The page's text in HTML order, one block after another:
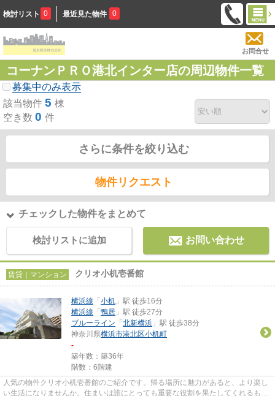
検討リスト 0 最近見た物件 0
お問合せ
コーナンＰＲＯ港北インター店の周辺物件一覧
募集中のみ表示
該当物件 5 棟
空き数 0 件
さらに条件を絞り込む
物件リクエスト
チェックした物件をまとめて
検討リストに追加 お問い合わせ
賃貸｜マンション クリオ小机壱番館
横浜線 「 小机 」駅 徒歩16分
横浜線 「 鴨居 」駅 徒歩27分
ブルーライン 「 北新横浜 」駅 徒歩38分
神奈川県横浜市港北区小机町
-
築年数：築36年
階数：6階建
人気の物件クリオ小机壱番館のご紹介です。帰る場所に魅力があると、より楽し
い生活になりませんか。住まいは誰にとっても重要な役割を果たしてくれるもの